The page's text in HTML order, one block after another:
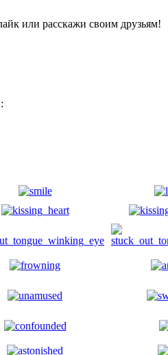
или расскажи своим друзьям!